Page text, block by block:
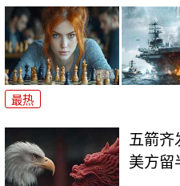
最热
五箭齐
美方留